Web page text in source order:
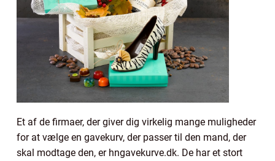
Et af de firmaer, der giver dig virkelig mange muligheder
for at vælge en gavekurv, der passer til den mand, der
skal modtage den, er hngavekurve.dk. De har et stort